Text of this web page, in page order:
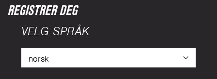
REGISTRER DEG
VELG SPRÅK